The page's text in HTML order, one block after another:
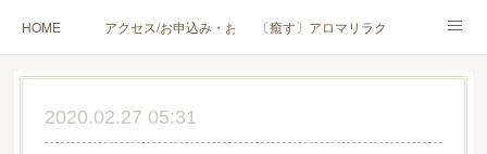
HOME アクセス/お申込み・お問合せ〔癒す〕アロマリラクゼーション
〔学ぶ〕AEAJ資格対応コース〔学ぶ〕トリートメント実技講座／介護アロマ講座
2020.02.27 05:31